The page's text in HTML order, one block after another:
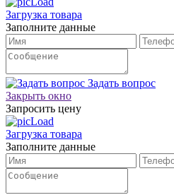
Загрузка товара
Заполните данные
Задать вопрос
Закрыть окно
Запросить цену
Загрузка товара
Заполните данные